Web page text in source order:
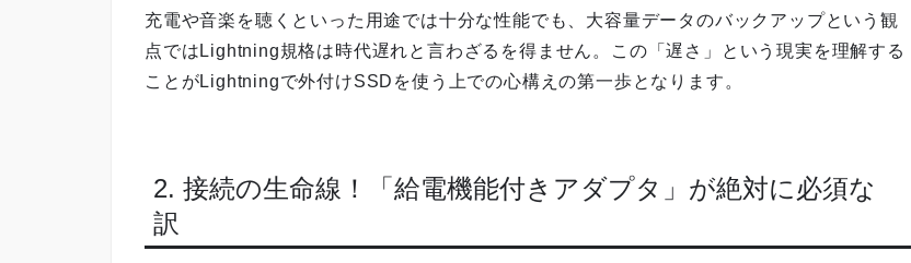
充電や音楽を聴くといった用途では十分な性能でも、大容量データのバックアップという観
点ではLightning規格は時代遅れと言わざるを得ません。この「遅さ」という現実を理解する
ことがLightningで外付けSSDを使う上での心構えの第一歩となります。
2. 接続の生命線！「給電機能付きアダプタ」が絶対に必須な
訳